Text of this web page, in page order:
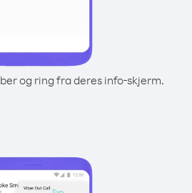
og ring fra deres info-skjerm.